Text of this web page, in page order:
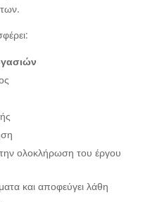
ολοκλήρωση του έργου
και αποφεύγει λάθη